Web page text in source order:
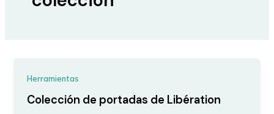
Herramientas
Colección de portadas de Libération